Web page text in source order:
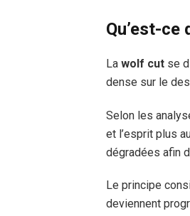
Qu’est-ce
Lawolf cut se
dense sur le
Selon les
et l’esprit plus
dégradées afin
Le principe
deviennent